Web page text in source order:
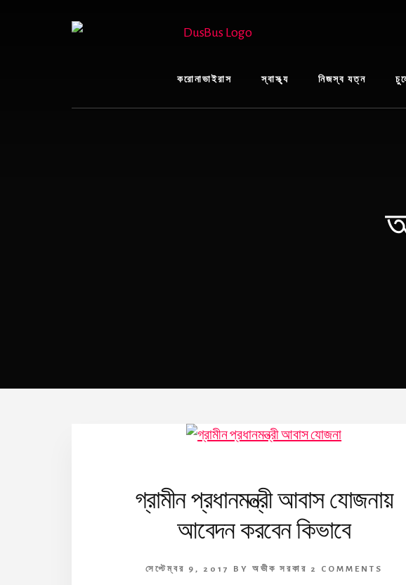
করোনাভাইরাস স্বাস্থ্য নিজস্ব যত্ন
গ্রামীন প্রধানমন্ত্রী আবাস যোজনায়
আবেদন করবেন কিভাবে
সেপ্টেম্বর 9, 2017 BY অভীক সরকার 2 COMMENTS